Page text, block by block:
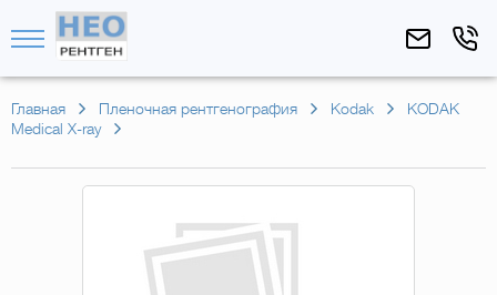
Главная Пленочная рентгенография Kodak
KODAK
Medical X-ray